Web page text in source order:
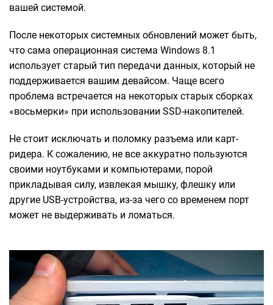
вашей системой.
После некоторых системных обновлений может быть,
что сама операционная система Windows 8.1
использует старый тип передачи данных, который не
поддерживается вашим девайсом. Чаще всего
проблема встречается на некоторых старых сборках
«восьмерки» при использовании SSD-накопителей.
Не стоит исключать и поломку разъема или карт-
ридера. К сожалению, не все аккуратно пользуются
своими ноутбуками и компьютерами, порой
прикладывая силу, извлекая мышку, флешку или
другие USB-устройства, из-за чего со временем порт
может не выдерживать и ломаться.